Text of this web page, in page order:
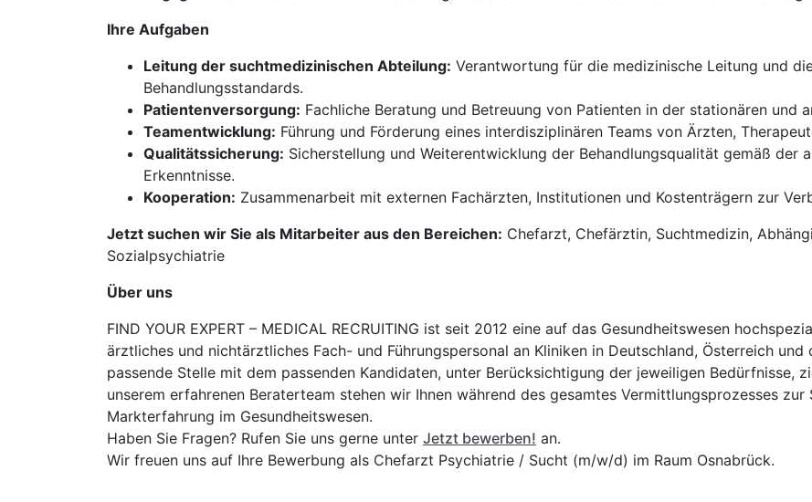
Ihre Aufgaben
Leitung der suchtmedizinischen Abteilung: Verantwortung für die medizinische Leitung und
Behandlungsstandards.
Patientenversorgung: Fachliche Beratung und Betreuung von Patienten in der stationären und
Teamentwicklung: Führung und Förderung eines interdisziplinären Teams von Ärzten,
Qualitätssicherung: Sicherstellung und Weiterentwicklung der Behandlungsqualität gemäß der
Erkenntnisse.
Kooperation: Zusammenarbeit mit externen Fachärzten, Institutionen und Kostenträgern zur
Jetzt suchen wir Sie als Mitarbeiter aus den Bereichen: Chefarzt, Chefärztin, Suchtmedizin,
Sozialpsychiatrie
Über uns
FIND YOUR EXPERT – MEDICAL RECRUITING ist seit 2012 eine auf das Gesundheitswesen
ärztliches und nichtärztliches Fach- und Führungspersonal an Kliniken in Deutschland, Österreich
passende Stelle mit dem passenden Kandidaten, unter Berücksichtigung der jeweiligen Bedürfnisse,
unserem erfahrenen Beraterteam stehen wir Ihnen während des gesamtes Vermittlungsprozesses
Markterfahrung im Gesundheitswesen.
Haben Sie Fragen? Rufen Sie uns gerne unter Jetzt bewerben! an.
Wir freuen uns auf Ihre Bewerbung als Chefarzt Psychiatrie / Sucht (m/w/d) im Raum Osnabrück.